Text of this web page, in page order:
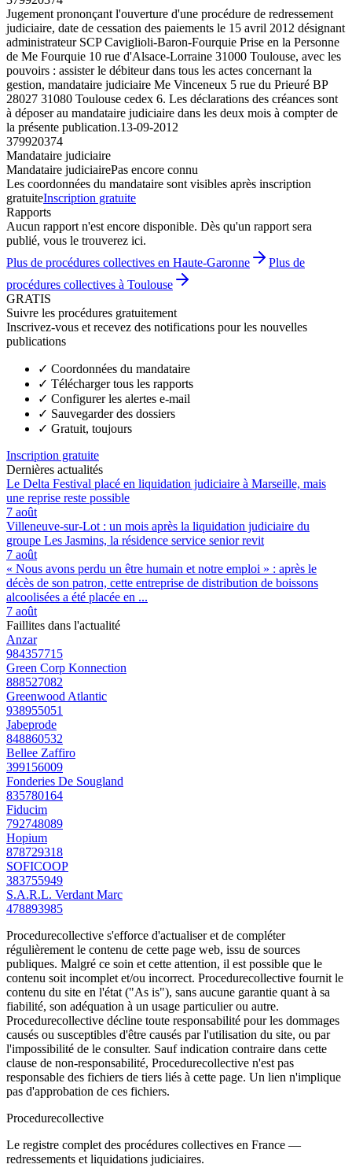
Jugement prononçant l'ouverture d'une procédure de redressement
judiciaire, date de cessation des paiements le 15 avril 2012 désignant
administrateur SCP Caviglioli-Baron-Fourquie Prise en la Personne
de Me Fourquie 10 rue d'Alsace-Lorraine 31000 Toulouse, avec les
pouvoirs : assister le débiteur dans tous les actes concernant la
gestion, mandataire judiciaire Me Vinceneux 5 rue du Prieuré BP
28027 31080 Toulouse cedex 6. Les déclarations des créances sont
à déposer au mandataire judiciaire dans les deux mois à compter de
la présente publication.13-09-2012
379920374
Mandataire judiciaire
Mandataire judiciairePas encore connu
Les coordonnées du mandataire sont visibles après inscription
gratuiteInscription gratuite
Rapports
Aucun rapport n'est encore disponible. Dès qu'un rapport sera
publié, vous le trouverez ici.
Plus de procédures collectives en Haute-Garonne
Plus de
procédures collectives à Toulouse
GRATIS
Suivre les procédures gratuitement
Inscrivez-vous et recevez des notifications pour les nouvelles
publications
✓ Coordonnées du mandataire
✓ Télécharger tous les rapports
✓ Configurer les alertes e-mail
✓ Sauvegarder des dossiers
✓ Gratuit, toujours
Inscription gratuite
Dernières actualités
Le Delta Festival placé en liquidation judiciaire à Marseille, mais
une reprise reste possible
7 août
Villeneuve-sur-Lot : un mois après la liquidation judiciaire du
groupe Les Jasmins, la résidence service senior revit
7 août
« Nous avons perdu un être humain et notre emploi » : après le
décès de son patron, cette entreprise de distribution de boissons
alcoolisées a été placée en ...
7 août
Faillites dans l'actualité
Anzar
984357715
Green Corp Konnection
888527082
Greenwood Atlantic
938955051
Jabeprode
848860532
Bellee Zaffiro
399156009
Fonderies De Sougland
835780164
Fiducim
792748089
Hopium
878729318
SOFICOOP
383755949
S.A.R.L. Verdant Marc
478893985
Procedurecollective s'efforce d'actualiser et de compléter
régulièrement le contenu de cette page web, issu de sources
publiques. Malgré ce soin et cette attention, il est possible que le
contenu soit incomplet et/ou incorrect. Procedurecollective fournit le
contenu du site en l'état ("As is"), sans aucune garantie quant à sa
fiabilité, son adéquation à un usage particulier ou autre.
Procedurecollective décline toute responsabilité pour les dommages
causés ou susceptibles d'être causés par l'utilisation du site, ou par
l'impossibilité de le consulter. Sauf indication contraire dans cette
clause de non-responsabilité, Procedurecollective n'est pas
responsable des fichiers de tiers liés à cette page. Un lien n'implique
pas d'approbation de ces fichiers.
Procedurecollective
Le registre complet des procédures collectives en France —
redressements et liquidations judiciaires.